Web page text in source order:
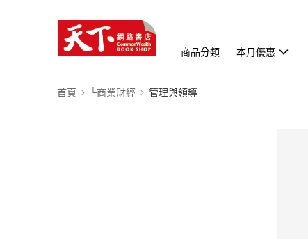
商品分類 本月優惠
首頁 └商業財經 管理與領導